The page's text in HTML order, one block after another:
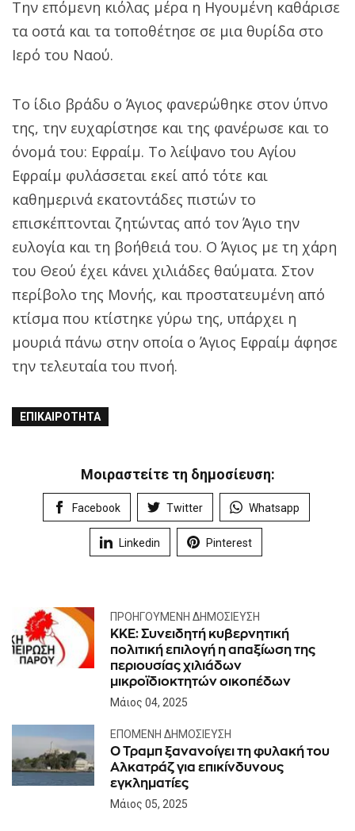
Την επόμενη κιόλας μέρα η Ηγουμένη καθάρισε
τα οστά και τα τοποθέτησε σε μια θυρίδα στο
Ιερό του Ναού.
Το ίδιο βράδυ ο Άγιος φανερώθηκε στον ύπνο
της, την ευχαρίστησε και της φανέρωσε και το
όνομά του: Εφραίμ. Το λείψανο του Αγίου
Εφραίμ φυλάσσεται εκεί από τότε και
καθημερινά εκατοντάδες πιστών το
επισκέπτονται ζητώντας από τον Άγιο την
ευλογία και τη βοήθειά του. Ο Άγιος με τη χάρη
του Θεού έχει κάνει χιλιάδες θαύματα. Στον
περίβολο της Μονής, και προστατευμένη από
κτίσμα που κτίστηκε γύρω της, υπάρχει η
μουριά πάνω στην οποία ο Άγιος Εφραίμ άφησε
την τελευταία του πνοή.
ΕΠΙΚΑΙΡΌΤΗΤΑ
Μοιραστείτε τη δημοσίευση:
Facebook Twitter Whatsapp
Linkedin Pinterest
ΠΡΟΗΓΟΎΜΕΝΗ ΔΗΜΟΣΊΕΥΣΗ
ΚΚΕ: Συνειδητή κυβερνητική
πολιτική επιλογή η απαξίωση της
περιουσίας χιλιάδων
μικροϊδιοκτητών οικοπέδων
Μάιος 04, 2025
ΕΠΌΜΕΝΗ ΔΗΜΟΣΊΕΥΣΗ
O Τραμπ ξανανοίγει τη φυλακή του
Αλκατράζ για επικίνδυνους
εγκληματίες
Μάιος 05, 2025